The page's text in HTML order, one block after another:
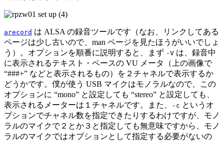
arecord は ALSA の録音ツールです（なお、リンクしてある
ページは少し古いので、man ページを見たほうがいいでしょ
う）。オプションを順番に説明すると、まず -V は、録音中
に表示されるテキスト・ベースの VU メータ（上の画像で
“###+” などと表示されるもの）を２チャネルで表示するか
どうかです。僕が使う USB マイクはモノラルなので、この
オプションに “mono” と設定しても “stereo” と設定しても、
表示されるメーターは１チャネルです。また、
-c というオ
プションでチャネル数を指定できたりするわけですが、モノ
ラルのマイクで２とか３と指定しても無意味ですから、モノ
ラルのマイクではオプションとして指定する必要がないの